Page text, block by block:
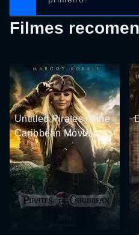
Filmes
Untitled Pirates of the
Caribbean Movie